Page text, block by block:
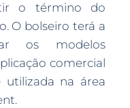
o término do
O bolseiro terá a
os modelos
comercial
utilizada na área